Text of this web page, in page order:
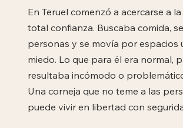
En Teruel comenzó a acercarse a
total confianza. Buscaba comida,
personas y se movía por espacios
miedo. Lo que para él era normal,
resultaba incómodo o
Una corneja que no teme a las
puede vivir en libertad con